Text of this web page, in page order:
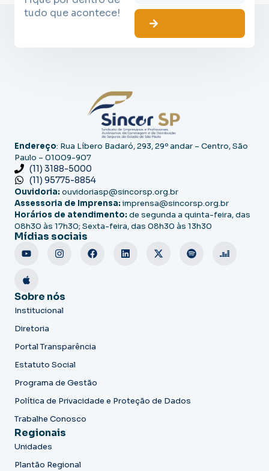
tudo que acontece!
Endereço: Rua Líbero Badaró, 293, 29º andar – Centro, São
Paulo – 01009-907
(11) 3188-5000
(11) 95775-8854
Ouvidoria: ouvidoriasp@sincorsp.org.br
Assessoria de Imprensa: imprensa@sincorsp.org.br
Horários de atendimento: de segunda a quinta-feira, das
08h30 às 17h30; Sexta-feira, das 08h30 às 13h30
Mídias sociais
Sobre nós
Institucional
Diretoria
Portal Transparência
Estatuto Social
Programa de Gestão
Política de Privacidade e Proteção de Dados
Trabalhe Conosco
Regionais
Unidades
Plantão Regional